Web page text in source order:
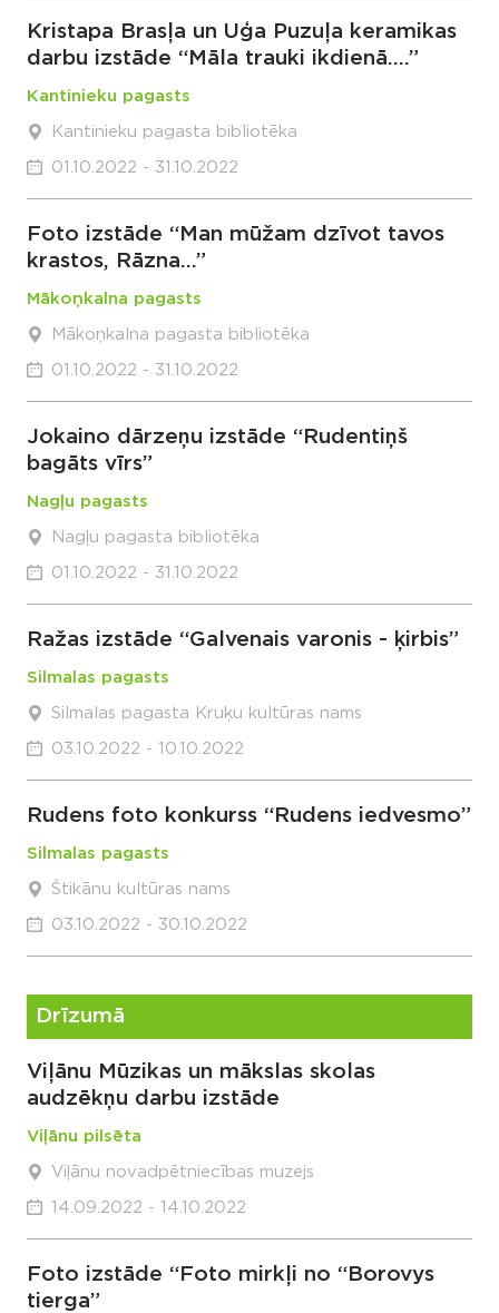
Kristapa Brasļa un Uģa Puzuļa keramikas
darbu izstāde “Māla trauki ikdienā….”
Kantinieku pagasts
Kantinieku pagasta bibliotēka
01.10.2022 - 31.10.2022
Foto izstāde “Man mūžam dzīvot tavos
krastos, Rāzna…”
Mākoņkalna pagasts
Mākoņkalna pagasta bibliotēka
01.10.2022 - 31.10.2022
Jokaino dārzeņu izstāde “Rudentiņš
bagāts vīrs”
Nagļu pagasts
Nagļu pagasta bibliotēka
01.10.2022 - 31.10.2022
Ražas izstāde “Galvenais varonis - ķirbis”
Silmalas pagasts
Silmalas pagasta Kruķu kultūras nams
03.10.2022 - 10.10.2022
Rudens foto konkurss “Rudens iedvesmo”
Silmalas pagasts
Štikānu kultūras nams
03.10.2022 - 30.10.2022
Drīzumā
Viļānu Mūzikas un mākslas skolas
audzēkņu darbu izstāde
Viļānu pilsēta
Viļānu novadpētniecības muzejs
14.09.2022 - 14.10.2022
Foto izstāde “Foto mirkļi no “Borovys
tierga”